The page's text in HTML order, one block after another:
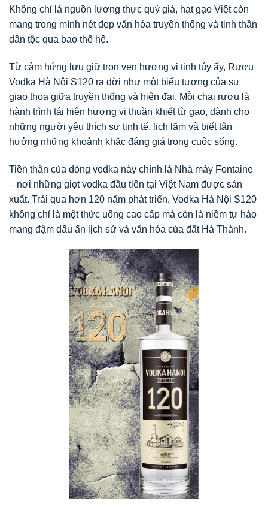
Không chỉ là nguồn lương thực quý giá, hạt gạo Việt còn
mang trong mình nét đẹp văn hóa truyền thống và tinh thần
dân tộc qua bao thế hệ.
Từ cảm hứng lưu giữ trọn vẹn hương vị tinh túy ấy, Rượu
Vodka Hà Nội S120 ra đời như một biểu tượng của sự
giao thoa giữa truyền thống và hiện đại. Mỗi chai rượu là
hành trình tái hiện hương vị thuần khiết từ gạo, dành cho
những người yêu thích sự tinh tế, lịch lãm và biết tận
hưởng những khoảnh khắc đáng giá trong cuộc sống.
Tiền thân của dòng vodka này chính là Nhà máy Fontaine
– nơi những giọt vodka đầu tiên tại Việt Nam được sản
xuất. Trải qua hơn 120 năm phát triển, Vodka Hà Nội S120
không chỉ là một thức uống cao cấp mà còn là niềm tự hào
mang đậm dấu ấn lịch sử và văn hóa của đất Hà Thành.